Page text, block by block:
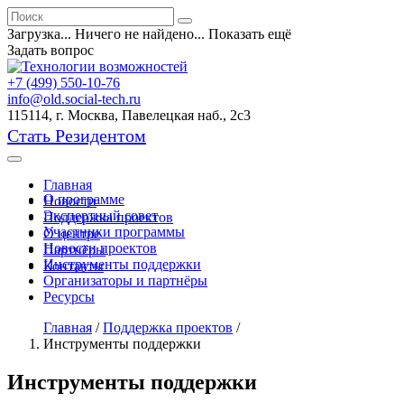
Загрузка... Ничего не найдено... Показать ещё
Задать вопрос
+7 (499) 550-10-76
info@old.social-tech.ru
115114, г. Москва, Павелецкая наб., 2с3
Стать Резидентом
Главная
Новости
Поддержка проектов
О центре
Партнёры
Контакты
О программе
Экспертный совет
Участники программы
Новости проектов
Инструменты поддержки
Организаторы и партнёры
Ресурсы
Главная /Поддержка проектов /
Инструменты поддержки
Инструменты поддержки